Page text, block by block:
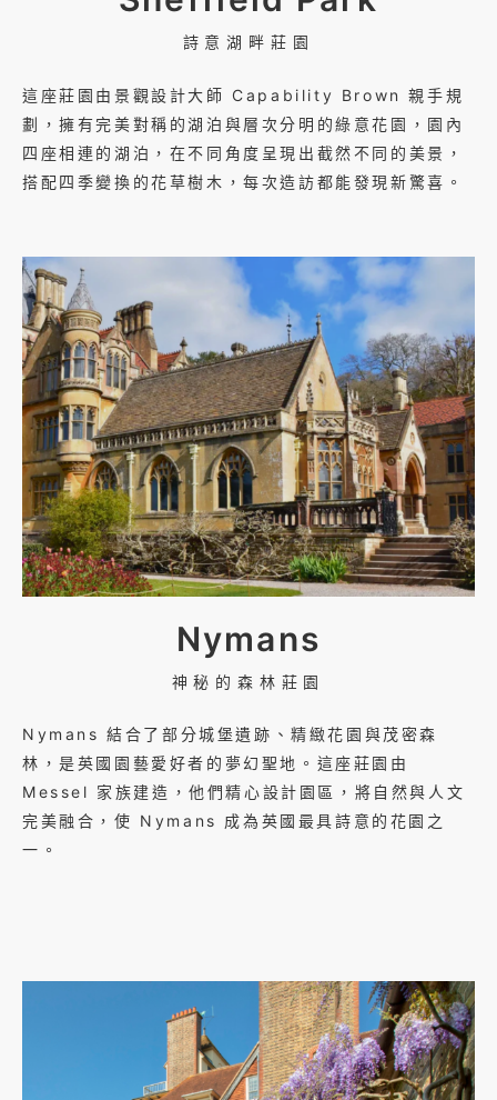
詩意湖畔莊園
這座莊園由景觀設計大師 Capability Brown 親手規
劃，擁有完美對稱的湖泊與層次分明的綠意花園， 園內
四座相連的湖泊，在不同角度呈現出截然不同的美景，
搭配四季變換的花草樹木，每次造訪都能發現新驚喜。
Nymans
神秘的森林莊園
Nymans​ 結合了部分城堡遺跡、精緻花園與茂密森
林，是英國園藝愛好者的夢幻聖地。這座莊園由
Messel 家族建造，他們精心設計園區，將自然與人文
完美融合，使 Nymans 成為英國最具詩意的花園之
一。